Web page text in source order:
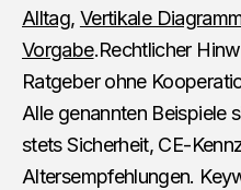
Alltag, Vertikale
Vorgabe.Rechtlicher
Ratgeber ohne
Alle genannten Beispiele
stets Sicherheit, CE-
Altersempfehlungen.